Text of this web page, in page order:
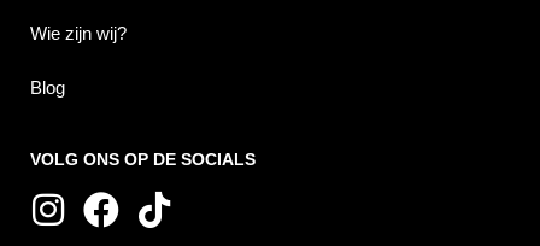
Wie zijn wij?
Blog
VOLG ONS OP DE SOCIALS
I
F
T